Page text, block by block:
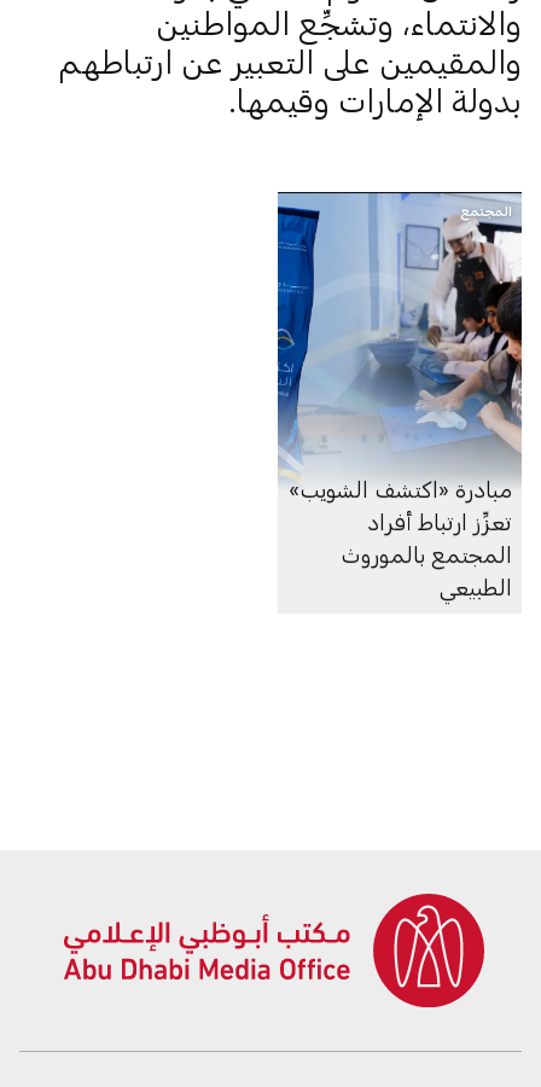
والانتماء، وتشجِّع المواطنين
والمقيمين على التعبير عن ارتباطهم
بدولة الإمارات وقيمها.
المجتمع
مبادرة «اكتشف الشويب»
تعزِّز ارتباط أفراد
المجتمع بالموروث
الطبيعي